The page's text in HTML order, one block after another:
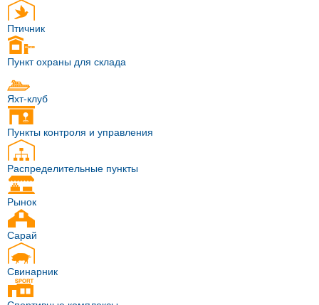
Птичник
Пункт охраны для склада
Яхт-клуб
Пункты контроля и управления
Распределительные пункты
Рынок
Сарай
Свинарник